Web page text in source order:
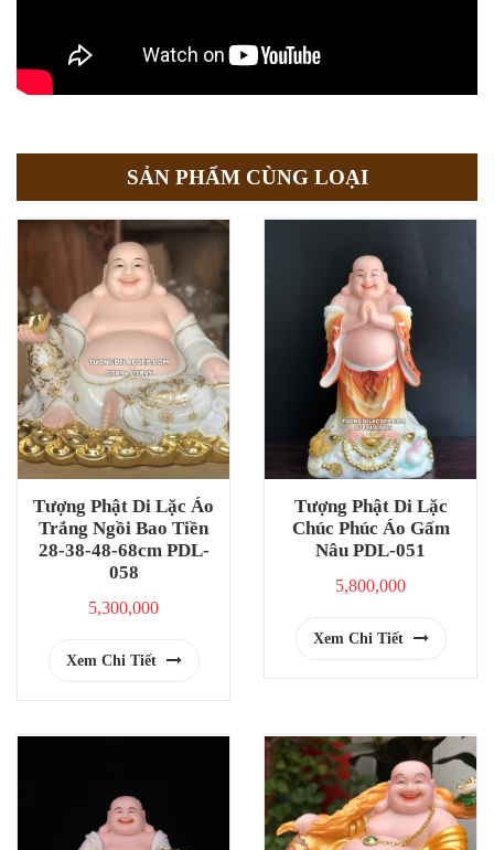
SẢN PHẨM CÙNG LOẠI
Tượng Phật Di Lặc Áo
Trắng Ngồi Bao Tiền
28-38-48-68cm PDL-
058
5,300,000
Xem Chi Tiết
Tượng Phật Di Lặc
Chúc Phúc Áo Gấm
Nâu PDL-051
5,800,000
Xem Chi Tiết